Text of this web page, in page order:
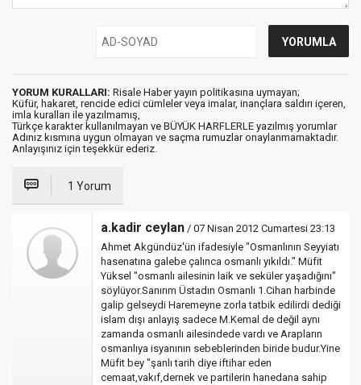
YORUM KURALLARI: Risale Haber yayın politikasına uymayan;
Küfür, hakaret, rencide edici cümleler veya imalar, inançlara saldırı içeren,
imla kuralları ile yazılmamış,
Türkçe karakter kullanılmayan ve BÜYÜK HARFLERLE yazılmış yorumlar
Adınız kısmına uygun olmayan ve saçma rumuzlar onaylanmamaktadır.
Anlayışınız için teşekkür ederiz.
1 Yorum
a.kadir ceylan / 07 Nisan 2012 Cumartesi 23:13
Ahmet Akgündüz'ün ifadesiyle "Osmanlının Seyyiatı
hasenatına galebe çalınca osmanlı yıkıldı." Müfit
Yüksel "osmanlı ailesinin laik ve seküler yaşadığını"
söylüyor.Sanırım Üstadın Osmanlı 1.Cihan harbinde
galip gelseydi Haremeyne zorla tatbik edilirdi dediği
islam dışı anlayış sadece M.Kemal de değil aynı
zamanda osmanlı ailesindede vardı ve Arapların
osmanlıya isyanının sebeblerinden biride budur.Yine
Müfit bey "şanlı tarih diye iftihar eden
cemaat,vakıf,dernek ve partilerin hanedana sahip